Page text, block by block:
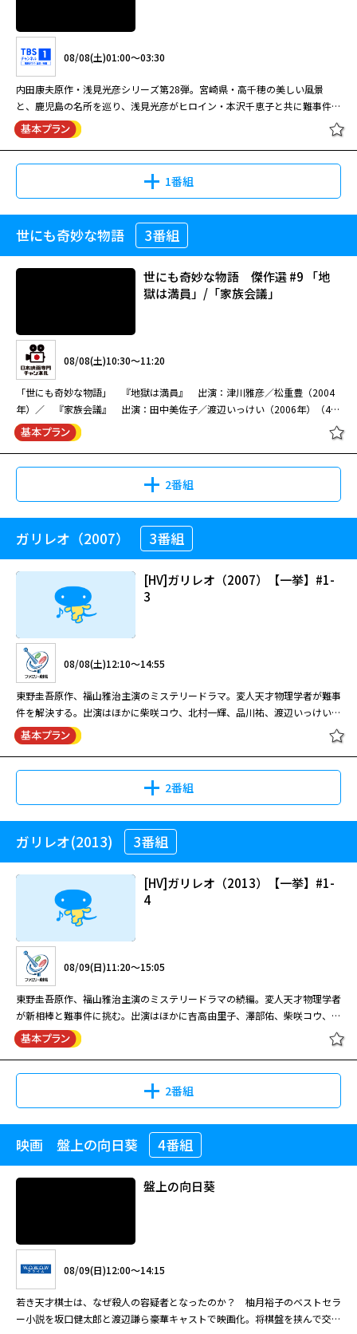
08/08(土)01:00～03:30
内田康夫原作・浅見光彦シリーズ第28弾。宮崎県・高千穂の美しい風景
と、鹿児島の名所を巡り、浅見光彦がヒロイン・本沢千恵子と共に難事件に
挑む。
1番組
浅見光彦シリーズ「高千穂伝説殺人
事件」(2009年版)[字]
内田康夫原作・浅見光彦シリーズ第28弾。宮崎県・高千穂の美しい風景
と、鹿児島の名所を巡り、浅見光彦がヒロイン・本沢千恵子と共に難事件に
挑む。
［字］浅見光彦シリーズ「高千穂伝
説殺人事件」（２００９年版）
09/05(土)01:00～03:30
内田康夫原作・浅見光彦シリーズ第28弾。本作は内田康夫の原作「高千穂
高千穂の美しい風景と、鹿児島の名所を巡り、浅見光彦がヒロインとなる本
沢千恵子と 共に難事件に挑む。 【ストーリー】 天才バイオリニスト・本沢
千恵子（戸田菜穂）とお見合いをしていた浅見光彦（沢村一樹）。近々フラ
ンスへ留学予定の 千恵子には、結婚話は全く現実感のないものだったが、
千恵子の父親である誠一（竜雷太）は真剣だった。「光彦く ん。もし万一
の時には、千恵子の相談相手になってやってください」という言葉を残して
3日後、誠一が失踪してしまう。 千恵子から電話を受けた光彦は、約束通り
本沢家に駆けつける。本沢家には録音された謎の電話がメッセージのよう
に残されていた。「ブツはニュータバルから高千穂へ運びました。受け取っ
たのは市川で、詳細は帆村に聞いてくださ い」。その言葉を手がかりに、
ていた。しかもその容疑は千恵子の父親・誠一にも及 んでいるという。父
親が人を殺すわけがないと思いながらも、千恵子の心は乱れた。そんなとき
恵子の中に、光彦に対する好意以上の思いが湧き上がるのだっ た。光彦と
千恵子の二人が、もうひとりの手掛かりである市川（神山繁）を訪ねると、
市川の面倒を見ている市の職員・ 長田幹夫（鈴木一真）と出会う。
世にも奇妙な物語 3番組
世にも奇妙な物語 傑作選 #9 「地
獄は満員」/「家族会議」
08/08(土)10:30～11:20
「世にも奇妙な物語」 『地獄は満員』 出演：津川雅彦／松重豊（2004
年）／ 『家族会議』 出演：田中美佐子／渡辺いっけい（2006年）（44
分）
2番組
世にも奇妙な物語 傑作選 #9 「地
獄は満員」/「家族会議」
08/08(土)10:30～11:20
「世にも奇妙な物語」 『地獄は満員』 出演：津川雅彦／松重豊（2004
年）／ 『家族会議』 出演：田中美佐子／渡辺いっけい（2006年）（44
分）
世にも奇妙な物語 傑作選 #9 「地獄
は満員」/「家族会議」
08/15(土)00:20～01:10
「地獄は満員」・・・ ある日突然、“地獄が満員”となり、極悪人は死なず
1人の命を犠牲にすれば、ほかの2人は助かる。3日後の午前0時までに誰か1
人を殺すこと。もしその1人を決められなければ全員が死ぬことになる。自
殺は認めない」という謎のメッセージを耳にすることに。家族会議が繰り広
げられる。 世にも奇妙な物語～2004秋の特別編～『地獄は満員』 ある日突
然、“地獄が満員”となり、極悪人は死なずに済むという世界に変わってしま
った。人々が我先にと悪事へ走り始める中、ヤクザの組長・超極悪人の剛三
（津川雅彦）は、笑いが止まらない。敵対する組からいくら命を狙われよう
と、医者からがんを宣告されようと絶対に死なないからだ。ところが、そん
な剛三を悲劇が襲う。最愛の手下が、自分をかばって撃たれ、死んでしまっ
たのだ。 世にも奇妙な物語～2006秋の特別編～『家族会議』 ある日救急救
死ぬ運命。ただし、３人のうち１人の命を犠牲にすれば、他の２人は助か
る。三日後の午前０時までに誰か１人を殺しなさい。もし、そのひとりを決
はざまの町。誰が死ぬのか、家族会議をして決めなさい｣
08/31(月)02:40～03:40
「地獄は満員」・・・ ある日突然、“地獄が満員”となり、極悪人は死なず
1人の命を犠牲にすれば、ほかの2人は助かる。3日後の午前0時までに誰か1
人を殺すこと。もしその1人を決められなければ全員が死ぬことになる。自
然、“地獄が満員”となり、極悪人は死なずに済むという世界に変わってしま
った。人々が我先にと悪事へ走り始める中、ヤクザの組長・超極悪人の剛三
（津川雅彦）は、笑いが止まらない。敵対する組からいくら命を狙われよう
命センターに重傷の夫婦(田中美佐子・渡辺いっけい)と娘(室田恵理)の3人が
運ばれてくる。3人謎の声が語るメッセージとともに朝を迎える。｢３人は
る。三日後の午前０時までに誰か１人を殺しなさい。もし、そのひとりを決
められなければ、全員が死ぬことになる。自殺は認めない。ここは生と死の
閉じる
ガリレオ（2007） 3番組
[HV]ガリレオ（2007）【一挙】#1-
3
08/08(土)12:10～14:55
東野圭吾原作、福山雅治主演のミステリードラマ。変人天才物理学者が難事
件を解決する。出演はほかに柴咲コウ、北村一輝、品川祐、渡辺いっけい、
真矢みき。
2番組
[HV]ガリレオ（2007）【一挙】#1-
3
08/08(土)12:10～14:55
東野圭吾原作、福山雅治主演のミステリードラマ。変人天才物理学者が難事
件を解決する。出演はほかに柴咲コウ、北村一輝、品川祐、渡辺いっけい、
真矢みき。
[HV]ガリレオ（2007）【一挙】#4-
7
08/08(土)14:55～18:20
東野圭吾原作、福山雅治主演のミステリードラマ。変人天才物理学者が難事
08/08(土)18:20～21:05
ガリレオ(2013) 3番組
[HV]ガリレオ（2013）【一挙】#1-
4
08/09(日)11:20～15:05
東野圭吾原作、福山雅治主演のミステリードラマの続編。変人天才物理学者
が新相棒と難事件に挑む。出演はほかに吉高由里子、澤部佑、柴咲コウ、北
村一輝、渡辺いっけい。
2番組
[HV]ガリレオ（2013）【一挙】#1-
4
が新相棒と難事件に挑む。出演はほかに吉高由里子、澤部佑、柴咲コウ、北
村一輝、渡辺いっけい。
映画 盤上の向日葵 4番組
盤上の向日葵
08/09(日)12:00～14:15
若き天才棋士は、なぜ殺人の容疑者となったのか？ 柚月裕子のベストセラ
ー小説を坂口健太郎と渡辺謙ら豪華キャストで映画化。将棋盤を挟んで交錯